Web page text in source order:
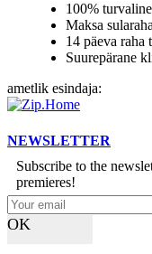
100%
Maksa
14 päeva raha
Suurepärane
ametlik esindaja:
NEWSLETTER
Subscribe to the
premieres!
OK